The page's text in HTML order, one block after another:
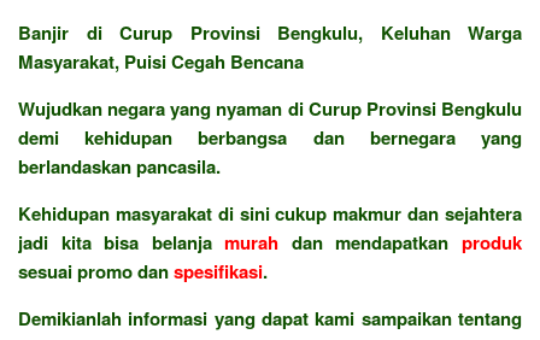
Banjir di Curup Provinsi Bengkulu, Keluhan Warga
Masyarakat, Puisi Cegah Bencana
Wujudkan negara yang nyaman di Curup Provinsi Bengkulu
demi kehidupan berbangsa dan bernegara yang
berlandaskan pancasila.
Kehidupan masyarakat di sini cukup makmur dan sejahtera
jadi kita bisa belanjamurah dan mendapatkanproduk
sesuai promo danspesifikasi.
Demikianlah informasi yang dapat kami sampaikan tentang